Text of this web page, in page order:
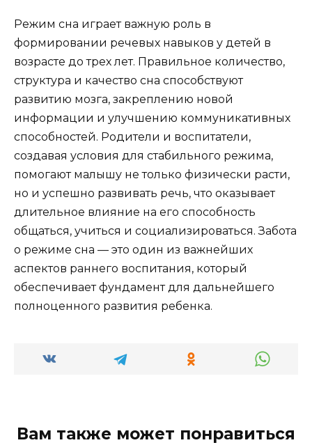
Режим сна играет важную роль в
формировании речевых навыков у детей в
возрасте до трех лет. Правильное количество,
структура и качество сна способствуют
развитию мозга, закреплению новой
информации и улучшению коммуникативных
способностей. Родители и воспитатели,
создавая условия для стабильного режима,
помогают малышу не только физически расти,
но и успешно развивать речь, что оказывает
длительное влияние на его способность
общаться, учиться и социализироваться. Забота
о режиме сна — это один из важнейших
аспектов раннего воспитания, который
обеспечивает фундамент для дальнейшего
полноценного развития ребенка.
Вам также может понравиться